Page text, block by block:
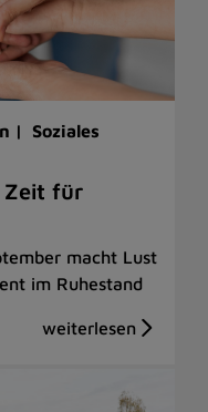
| Soziales
Zeit für
macht Lust
im Ruhestand